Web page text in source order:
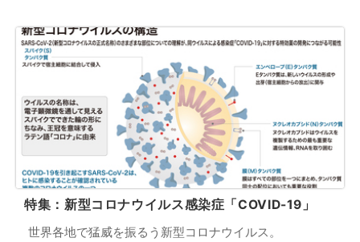
特集：新型コロナウイルス感染症「COVID-19」
世界各地で猛威を振るう新型コロナウイルス。